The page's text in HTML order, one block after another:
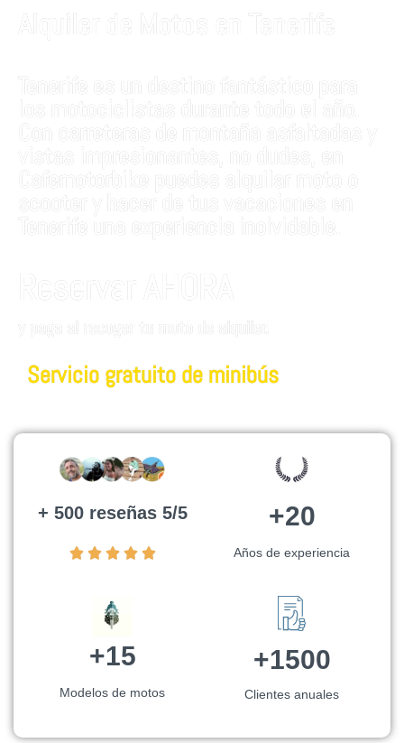
Servicio gratuito de minibús
+ 500 reseñas 5/5 +20
Años de experiencia
+15
Modelos de motos
+1500
Clientes anuales